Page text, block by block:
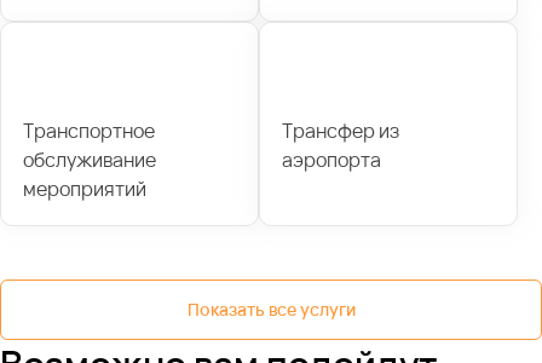
Транспортное
обслуживание
мероприятий
Трансфер из
аэропорта
Показать все услуги